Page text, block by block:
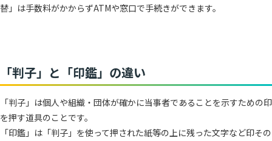
替」は手数料がかからずATMや窓口で手続きができます。
「判子」と「印鑑」の違い
「判子」は個人や組織・団体が確かに当事者であることを示すための印
を押す道具のことです。
「印鑑」は「判子」を使って押された紙等の上に残った文字など印その